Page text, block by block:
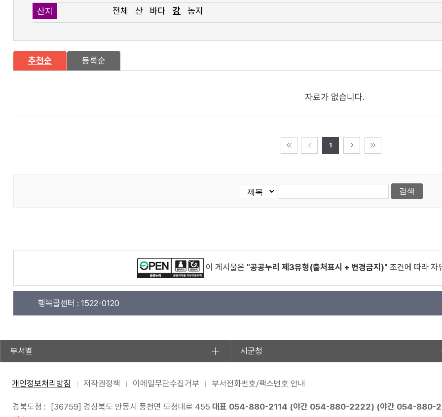
산지
전체 산 바다 강 농지
추천순 등록순
자료가 없습니다.
1
이 게시물은 "공공누리 제3유형(출처표시 + 변경금지)" 조건에 따라 자
행복콜센터 : 1522-0120
부서별 시군청
개인정보처리방침 저작권정책 이메일무단수집거부 부서전화번호/팩스번호 안내
경북도청 : [36759] 경상북도 안동시 풍천면 도청대로 455 대표 054-880-2114 (야간 054-880-2222) (야간 054-880-